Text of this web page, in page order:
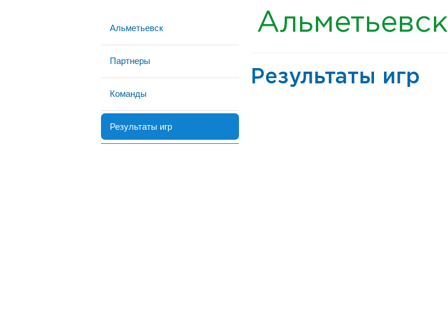
Альметьевск
Партнеры
Команды
Результаты игр
Альметьевск
Результаты игр